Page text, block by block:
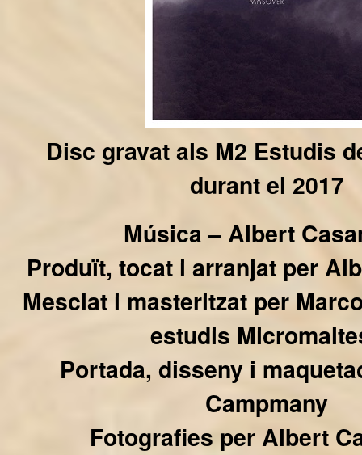
Disc gravat als M2 Estudis
durant el 2017
Música – Albert
Produït, tocat i arranjat per
Mesclat i masteritzat per
estudis
Portada, disseny i
Campmany
Fotografies per Albert